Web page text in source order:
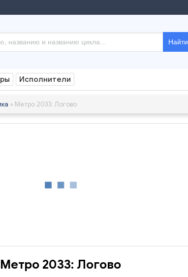
Найти
Исполнители
» Метро 2033: Логово
Метро 2033: Логово